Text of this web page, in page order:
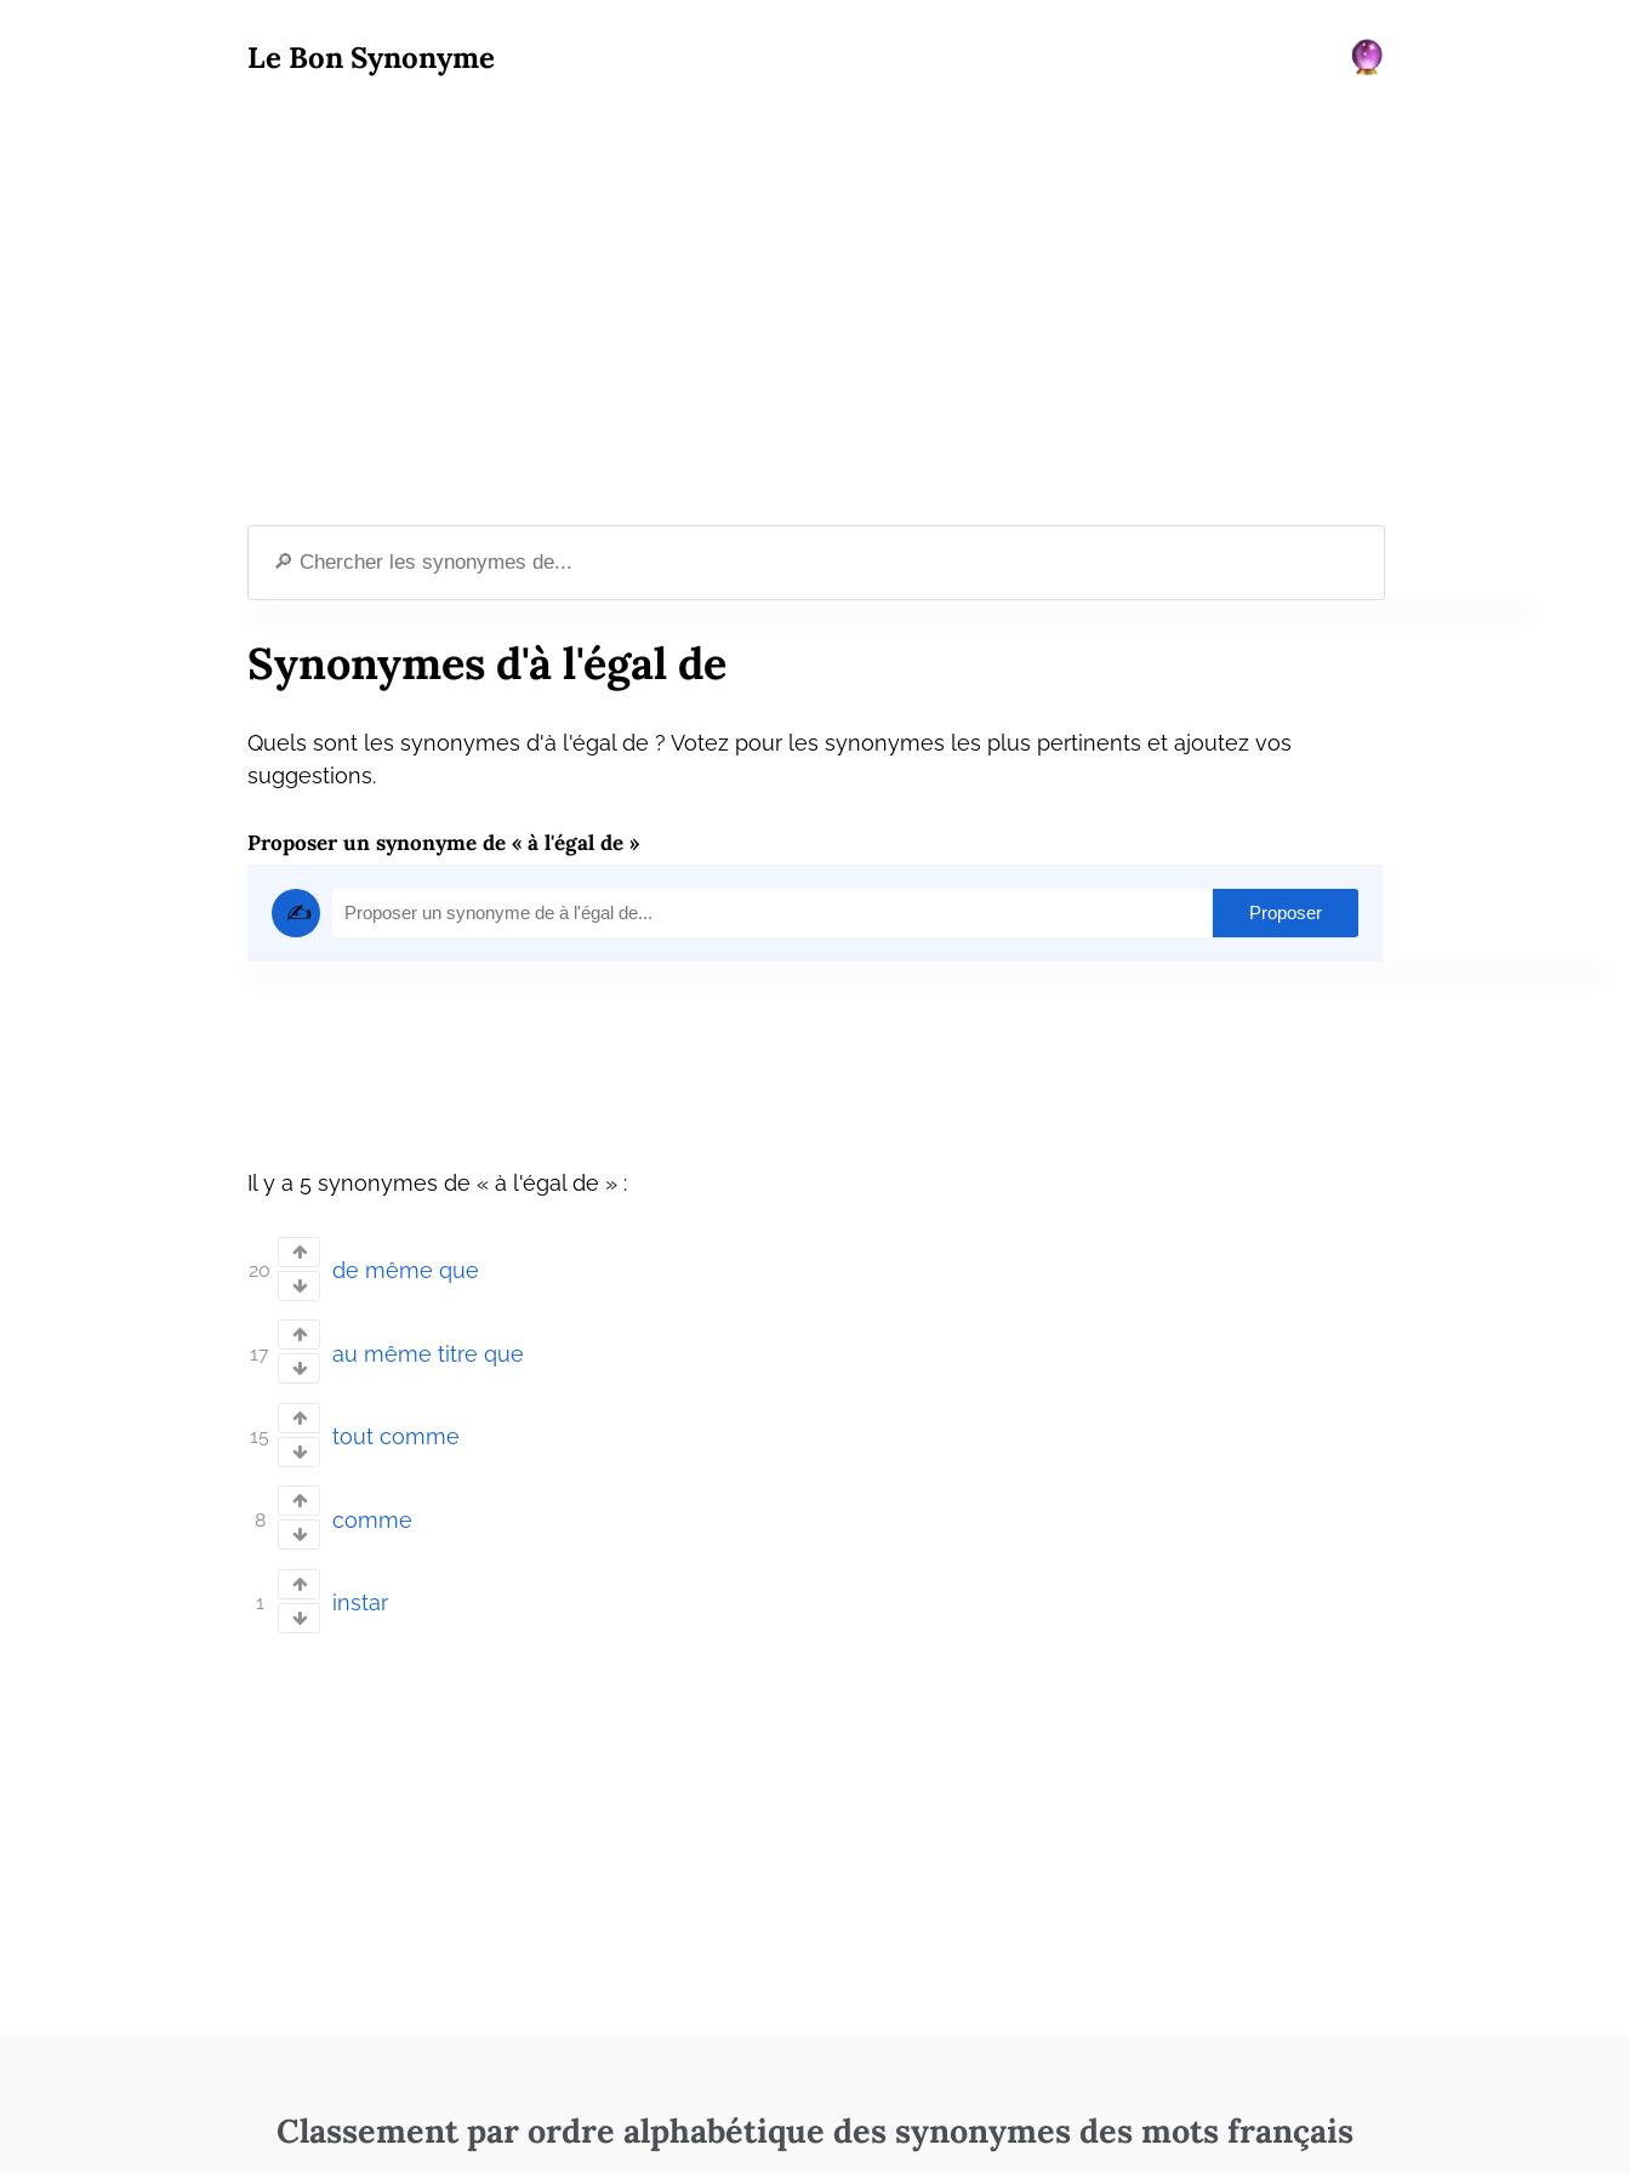
Le Bon Synonyme
Synonymes d'à l'égal de
Quels sont les synonymes d'à l'égal de ? Votez pour les synonymes les plus pertinents et ajoutez vos
suggestions.
Proposer un synonyme de « à l'égal de »
✍️
Il y a 5 synonymes de « à l'égal de » :
20 de même que
17 au même titre que
15 tout comme
8 comme
1 instar
Classement par ordre alphabétique des synonymes des mots français